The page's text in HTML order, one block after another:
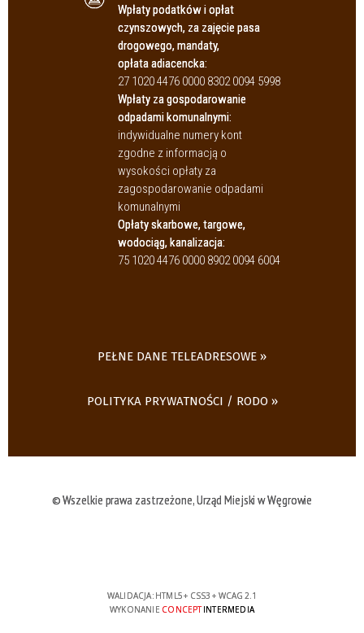
Wpłaty podatków i opłat
czynszowych, za zajęcie pasa
drogowego, mandaty,
opłata adiacencka:
27 1020 4476 0000 8302 0094 5998
Wpłaty za gospodarowanie
odpadami komunalnymi:
indywidualne numery kont
zgodne z informacją o
wysokości opłaty za
zagospodarowanie odpadami
komunalnymi
Opłaty skarbowe, targowe,
wodociąg, kanalizacja:
75 1020 4476 0000 8902 0094 6004
PEŁNE DANE TELEADRESOWE
POLITYKA PRYWATNOŚCI / RODO
© Wszelkie prawa zastrzeżone, Urząd Miejski w Węgrowie
WALIDACJA: HTML5+ CSS3 + WCAG 2.1
WYKONANIE CONCEPTINTERMEDIA